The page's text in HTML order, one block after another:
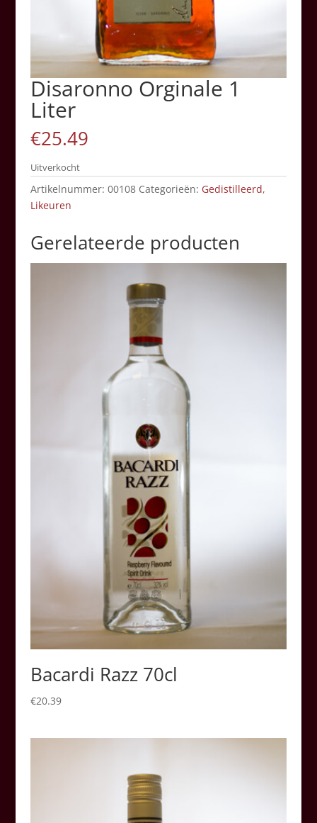
Disaronno Orginale 1
Liter
€25.49
Uitverkocht
Artikelnummer: 00108 Categorieën: Gedistilleerd,
Likeuren
Gerelateerde producten
Bacardi Razz 70cl
€20.39